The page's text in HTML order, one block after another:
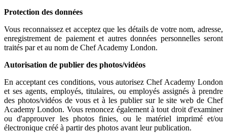
Protection des données
Vous reconnaissez et acceptez que les détails de votre nom, adresse,
enregistrement de paiement et autres données personnelles seront
traités par et au nom de Chef Academy London.
Autorisation de publier des photos/vidéos
En acceptant ces conditions, vous autorisez Chef Academy London
et ses agents, employés, titulaires, ou employés assignés à prendre
des photos/vidéos de vous et à les publier sur le site web de Chef
Academy London. Vous renoncez également à tout droit d'examiner
ou d'approuver les photos finies, ou le matériel imprimé et/ou
électronique créé à partir des photos avant leur publication.